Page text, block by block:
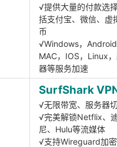
√提供大量的付款选
括支付宝、微信、虚
币
√Windows，Android
MAC，IOS，Linux
器等服务加速
SurfShark
√无限带宽、服务器
√完美解锁Netflix、
尼、Hulu等流媒体
√支持Wireguard加